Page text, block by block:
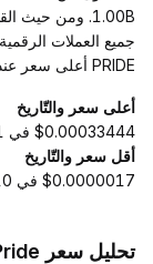
جميع العملات
PRIDE أعلى سعر عند $0.00000173 وأدنى سعر عند $0.0000017.
أعلى سعر والتّاريخ
$0.00033444 في 1 مايو 2025
أقل سعر والتّاريخ
$0.0000017 في 10 أغسطس 2026
تحليل سعر The Pride بمساعدة TradeGPT